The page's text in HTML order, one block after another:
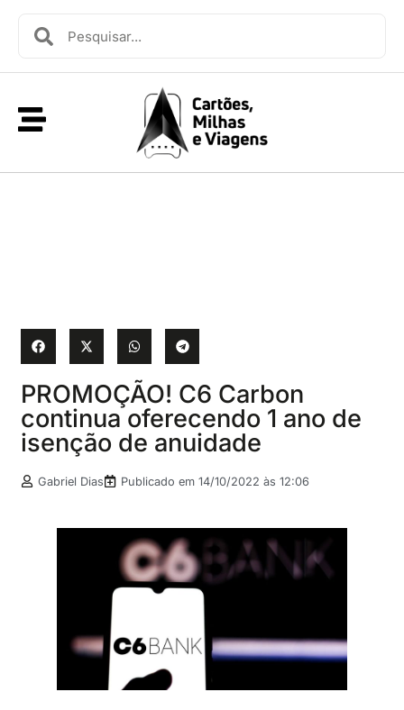
PROMOÇÃO! C6 Carbon
continua oferecendo 1 ano de
isenção de anuidade
Gabriel Dias Publicado em14/10/2022 às 12:06